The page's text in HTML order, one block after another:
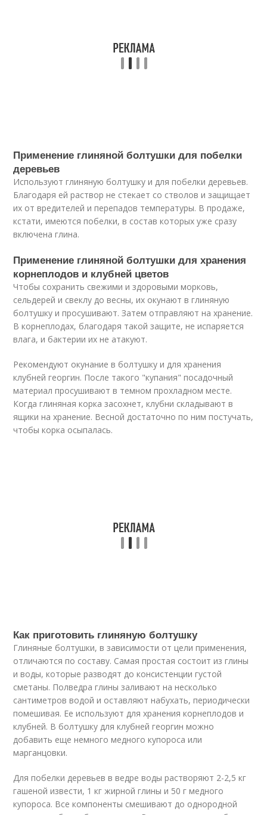
Применение глиняной болтушки для побелки
деревьев
Используют глиняную болтушку и для побелки деревьев.
Благодаря ей раствор не стекает со стволов и защищает
их от вредителей и перепадов температуры. В продаже,
кстати, имеются побелки, в состав которых уже сразу
включена глина.
Применение глиняной болтушки для хранения
корнеплодов и клубней цветов
Чтобы сохранить свежими и здоровыми морковь,
сельдерей и свеклу до весны, их окунают в глиняную
болтушку и просушивают. Затем отправляют на хранение.
В корнеплодах, благодаря такой защите, не испаряется
влага, и бактерии их не атакуют.
Рекомендуют окунание в болтушку и для хранения
клубней георгин. После такого "купания" посадочный
материал просушивают в темном прохладном месте.
Когда глиняная корка засохнет, клубни складывают в
ящики на хранение. Весной достаточно по ним постучать,
чтобы корка осыпалась.
Как приготовить глиняную болтушку
Глиняные болтушки, в зависимости от цели применения,
отличаются по составу. Самая простая состоит из глины
и воды, которые разводят до консистенции густой
сметаны. Полведра глины заливают на несколько
сантиметров водой и оставляют набухать, периодически
помешивая. Ее используют для хранения корнеплодов и
клубней. В болтушку для клубней георгин можно
добавить еще немного медного купороса или
марганцовки.
Для побелки деревьев в ведре воды растворяют 2-2,5 кг
гашеной извести, 1 кг жирной глины и 50 г медного
купороса. Все компоненты смешивают до однородной